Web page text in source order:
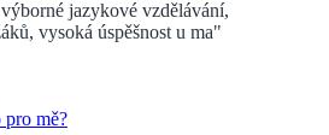
jazykové vzdělávání,
vysoká úspěšnost u ma"
pro mě?